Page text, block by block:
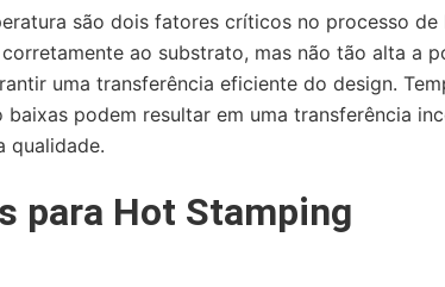
são dois fatores críticos no processo
ao substrato, mas não tão alta a
uma transferência eficiente do design.
podem resultar em uma transferência
qualidade.
para Hot Stamping